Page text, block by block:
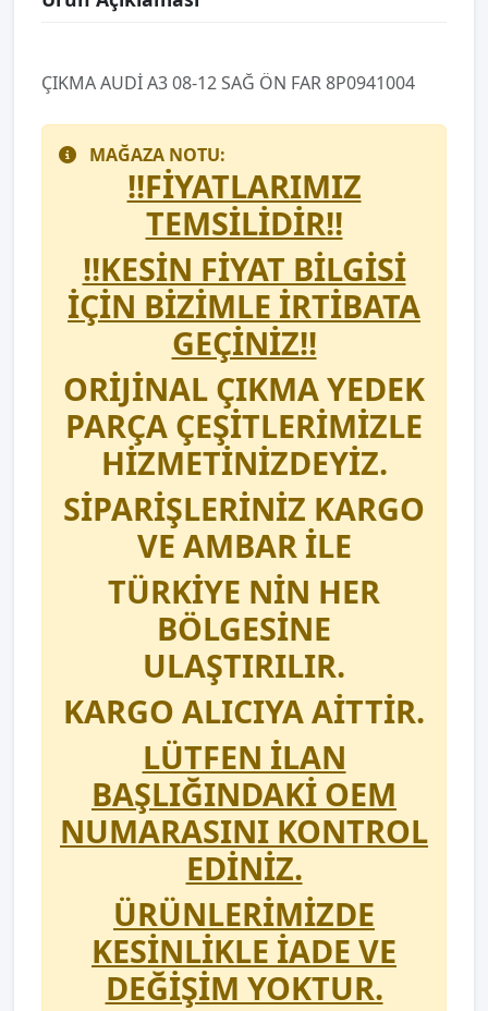
ÇIKMA AUDİ A3 08-12 SAĞ ÖN FAR 8P0941004
MAĞAZA NOTU:
!!FİYATLARIMIZ
TEMSİLİDİR!!
!!KESİN FİYAT BİLGİSİ
İÇİN BİZİMLE İRTİBATA
GEÇİNİZ!!
ORİJİNAL ÇIKMA YEDEK
PARÇA ÇEŞİTLERİMİZLE
HİZMETİNİZDEYİZ.
SİPARİŞLERİNİZ KARGO
VE AMBAR İLE
TÜRKİYE NİN HER
BÖLGESİNE
ULAŞTIRILIR.
KARGO ALICIYA AİTTİR.
LÜTFEN İLAN
BAŞLIĞINDAKİ OEM
NUMARASINI KONTROL
EDİNİZ.
ÜRÜNLERİMİZDE
KESİNLİKLE İADE VE
DEĞİŞİM YOKTUR.